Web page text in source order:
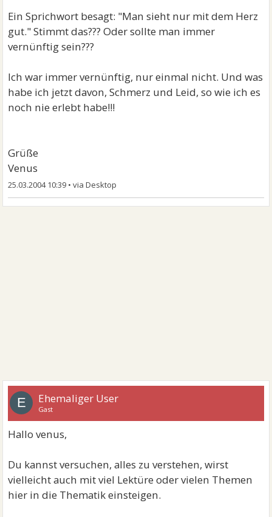
Ein Sprichwort besagt: "Man sieht nur mit dem Herz
gut." Stimmt das??? Oder sollte man immer
vernünftig sein???
Ich war immer vernünftig, nur einmal nicht. Und was
habe ich jetzt davon, Schmerz und Leid, so wie ich es
noch nie erlebt habe!!!
Grüße
Venus
25.03.2004 10:39 •
E Ehemaliger User
Gast
Hallo venus,
Du kannst versuchen, alles zu verstehen, wirst
vielleicht auch mit viel Lektüre oder vielen Themen
hier in die Thematik einsteigen.